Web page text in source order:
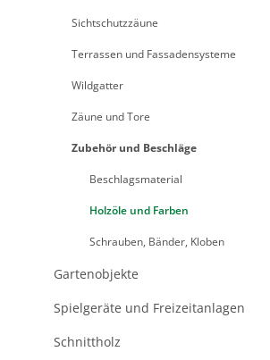
Sichtschutzzäune
Terrassen und Fassadensysteme
Wildgatter
Zäune und Tore
Zubehör und Beschläge
Beschlagsmaterial
Holzöle und Farben
Schrauben, Bänder, Kloben
Gartenobjekte
Spielgeräte und Freizeitanlagen
Schnittholz